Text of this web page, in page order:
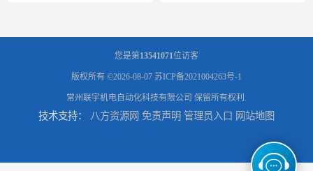
面料凹凸压纹机厂家 毛巾干发巾压标压logo设备 性能稳定 浙江布料凹凸4d压纹机厂家 服装针织布料凹凸压纹机 性能稳定
您是第13541071位访客
版权所有 ©2026-08-07 苏ICP备2021004263号-1
常州联宇机电自动化科技有限公司 保留所有权利.
技术支持： 八方资源网 免责声明 管理员入口 网站地图